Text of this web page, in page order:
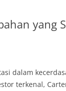
yang
dalam
terkenal,